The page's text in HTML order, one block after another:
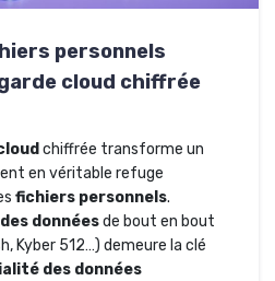
personnels
cloud chiffrée
chiffrée transforme un
en véritable refuge
fichiers personnels.
donnéesde bout en bout
Kyber 512…) demeure la clé
des données